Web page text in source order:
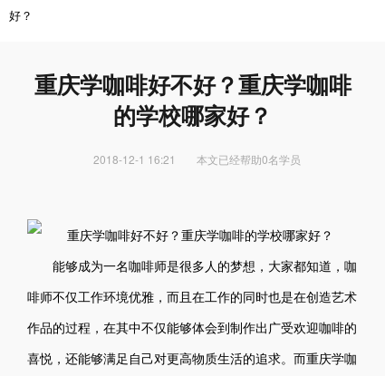
好？
重庆学咖啡好不好？重庆学咖啡
的学校哪家好？
2018-12-1 16:21 本文已经帮助0名学员
能够成为一名咖啡师是很多人的梦想，大家都知道，咖
啡师不仅工作环境优雅，而且在工作的同时也是在创造艺术
作品的过程，在其中不仅能够体会到制作出广受欢迎咖啡的
喜悦，还能够满足自己对更高物质生活的追求。而重庆学咖